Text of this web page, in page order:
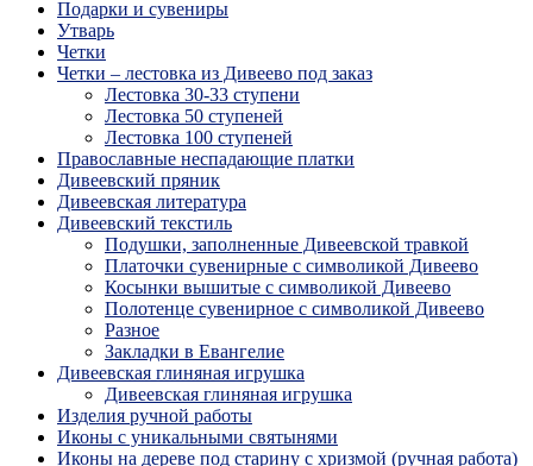
Подарки и сувениры
Утварь
Четки
Четки – лестовка из Дивеево под заказ
Лестовка 30-33 ступени
Лестовка 50 ступеней
Лестовка 100 ступеней
Православные неспадающие платки
Дивеевский пряник
Дивеевская литература
Дивеевский текстиль
Подушки, заполненные Дивеевской травкой
Платочки сувенирные с символикой Дивеево
Косынки вышитые с символикой Дивеево
Полотенце сувенирное с символикой Дивеево
Разное
Закладки в Евангелие
Дивеевская глиняная игрушка
Дивеевская глиняная игрушка
Изделия ручной работы
Иконы с уникальными святынями
Иконы на дереве под старину с хризмой (ручная работа)